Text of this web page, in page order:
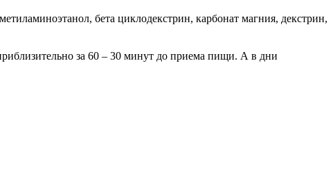
бета циклодекстрин, карбонат магния, декстрин,
за 60 – 30 минут до приема пищи. А в дни